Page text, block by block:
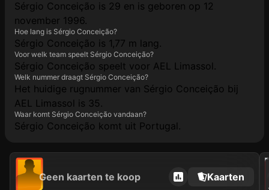
Sérgio Conceição is 29 en is geboren op 12
november 1996.
Hoe lang is Sérgio Conceição?
Sérgio Conceição is 1,77 m lang.
Voor welk team speelt Sérgio Conceição?
Sérgio Conceição speelt voor AEL Limassol.
Welk nummer draagt Sérgio Conceição?
Het huidige rugnummer van Sérgio Conceição bij
AEL Limassol is 35.
Waar komt Sérgio Conceição vandaan?
Sérgio Conceição komt uit Portugal.
Geen kaarten te koop Kaarten
2022